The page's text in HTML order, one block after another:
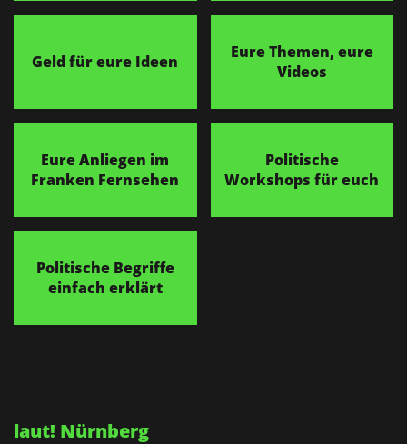
Geld für eure Ideen
Eure Themen, eure
Videos
Eure Anliegen im
Franken Fernsehen
Politische
Workshops für euch
Politische Begriffe
einfach erklärt
laut! Nürnberg